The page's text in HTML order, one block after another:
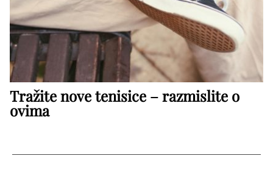
Tražite nove tenisice – razmislite o
ovima